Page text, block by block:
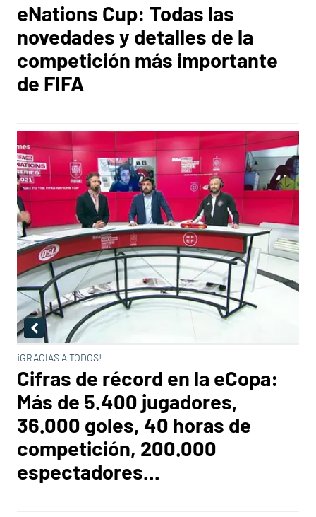
eNations Cup: Todas las
novedades y detalles de la
competición más importante
de FIFA
¡GRACIAS A TODOS!
Cifras de récord en la eCopa:
Más de 5.400 jugadores,
36.000 goles, 40 horas de
competición, 200.000
espectadores...